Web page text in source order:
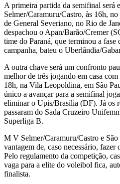
A primeira partida da semifinal será
Selmer/Caramuru/Castro, às 16h,
de General Severiano, no Rio de
despachou o Apan/Barão/Cremer
time do Paraná, que terminou a
campanha, bateu o Uberlândia/
A outra chave será um confronto
melhor de três jogando em casa
18h, na Vila Leopoldina, em São
único a avançar para a semifinal
eliminar o Upis/Brasília (DF). Já os
passaram do Sada Cruzeiro
Superliga B.
M V Selmer/Caramuru/Castro e
vantagem de, caso necessário, fazer
Pelo regulamento da competição,
vaga para a elite do voleibol fica,
finalista.